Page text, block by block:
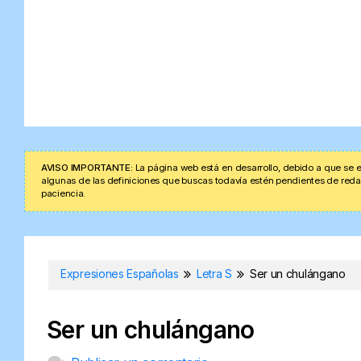
AVISO IMPORTANTE: La página web está en desarrollo, debido a que
algunas de las definiciones que buscas todavía estén pendientes de
paciencia.
Expresiones Españolas Letra S Ser un chulángano
Ser un chulángano